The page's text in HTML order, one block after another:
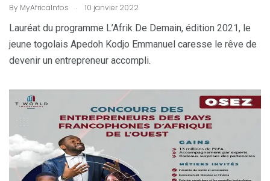
By MyAfricaInfos . 10 janvier 2022
Lauréat du programme L’Afrik De Demain, édition 2021, le
jeune togolais Apedoh Kodjo Emmanuel caresse le rêve de
devenir un entrepreneur accompli.